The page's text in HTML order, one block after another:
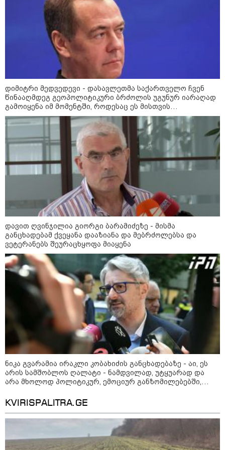
კონფლიქტები
12:46 / 07-08-2026
ოკუპირებულ აფხაზეთში საწვავის
დეფიციტია, კილომეტრიანი რიგები და
შეზღუდვა საწვავის ჩასხმაზე - რა
ინფორმაციას აქვეყნებს "დემოკრატიის
კვლევის ინსტიტუტი“
14:23 / 05-08-2026
ევროპელმა და რუსმა ყოფილმა
მაღალჩინოსნებმა უკრაინაში
ომთან დაკავშირებით
მოლაპარაკებები გამართეს - რა
09:55 / 05-08-2026
მორიგი თავდასხმა Wildberries-
ის საწყობზე - დრონებით
დიმიტრი მედვედევი - დასავლეთმა საქართველო ჩვენ
წინააღმდეგ გეოპოლიტიკური ბრძოლის უგუნურ იარაღად
გამოიყენა იმ მომენტში, როდესაც ეს მისთვის
ხელსაყრელი იყო
დავით ღვინჯილია გიორგი ბარამიძეზე - მისმა
განცხადებამ ქვეყანა დააზიანა და მებრძოლებსა და
ვეტერანებს შეურაცხყოფა მიაყენა
ნიკა გვარამია ირაკლი კობახიძის განცხადებაზე - აი, ეს
არის სამშობლოს ღალატი - ნამდვილად, უტყუარად და
არა მხოლოდ პოლიტიკურ, ემოციურ განზომილებებში,
KVIRISPALITRA.GE